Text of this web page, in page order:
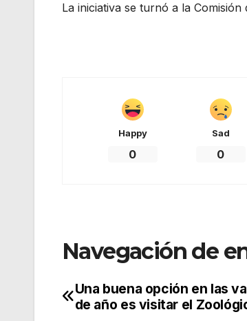
La iniciativa se turnó a la
Happy
0
Sad
0
Navegación de
Una buena opción en las
de año es visitar el